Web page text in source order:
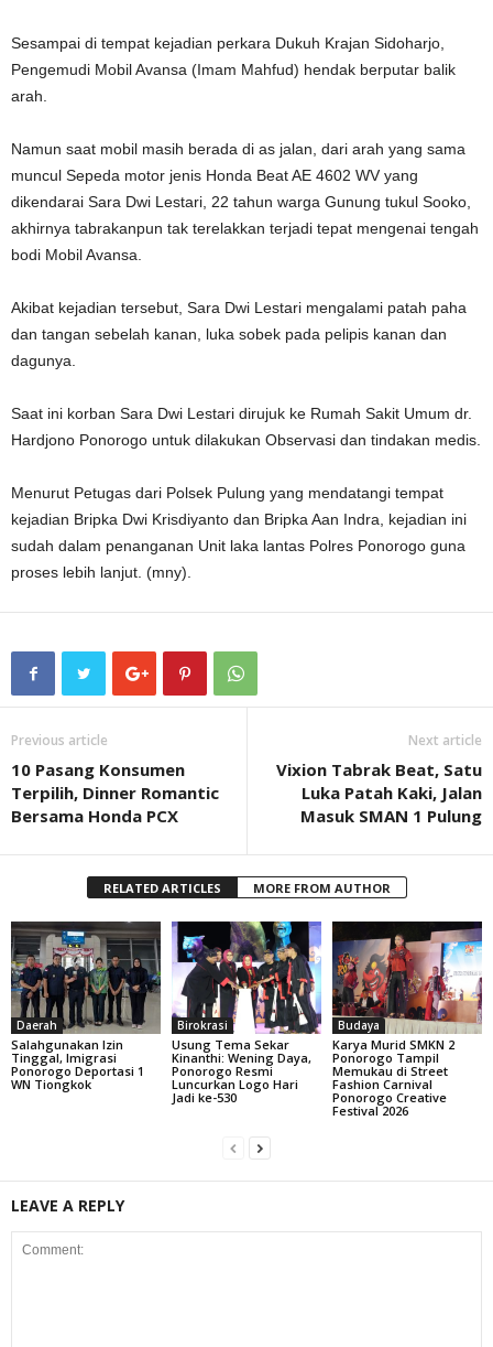
Sesampai di tempat kejadian perkara Dukuh Krajan Sidoharjo,
Pengemudi Mobil Avansa (Imam Mahfud) hendak berputar balik
arah.
Namun saat mobil masih berada di as jalan, dari arah yang sama
muncul Sepeda motor jenis Honda Beat AE 4602 WV yang
dikendarai Sara Dwi Lestari, 22 tahun warga Gunung tukul Sooko,
akhirnya tabrakanpun tak terelakkan terjadi tepat mengenai tengah
bodi Mobil Avansa.
Akibat kejadian tersebut, Sara Dwi Lestari mengalami patah paha
dan tangan sebelah kanan, luka sobek pada pelipis kanan dan
dagunya.
Saat ini korban Sara Dwi Lestari dirujuk ke Rumah Sakit Umum dr.
Hardjono Ponorogo untuk dilakukan Observasi dan tindakan medis.
Menurut Petugas dari Polsek Pulung yang mendatangi tempat
kejadian Bripka Dwi Krisdiyanto dan Bripka Aan Indra, kejadian ini
sudah dalam penanganan Unit laka lantas Polres Ponorogo guna
proses lebih lanjut. (mny).
Previous article
10 Pasang Konsumen
Terpilih, Dinner Romantic
Bersama Honda PCX
Next article
Vixion Tabrak Beat, Satu
Luka Patah Kaki, Jalan
Masuk SMAN 1 Pulung
RELATED ARTICLES MORE FROM AUTHOR
Daerah
Salahgunakan Izin
Tinggal, Imigrasi
Ponorogo Deportasi 1
WN Tiongkok
Birokrasi
Usung Tema Sekar
Kinanthi: Wening Daya,
Ponorogo Resmi
Luncurkan Logo Hari
Jadi ke-530
Budaya
Karya Murid SMKN 2
Ponorogo Tampil
Memukau di Street
Fashion Carnival
Ponorogo Creative
Festival 2026
LEAVE A REPLY